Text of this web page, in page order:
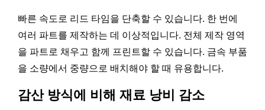
빠른 속도로 리드 타임을 단축할 수 있습니다. 한 번에
여러 파트를 제작하는 데 이상적입니다. 전체 제작 영역
을 파트로 채우고 함께 프린트할 수 있습니다. 금속 부품
을 소량에서 중량으로 배치해야 할 때 유용합니다.
감산 방식에 비해 재료 낭비 감소